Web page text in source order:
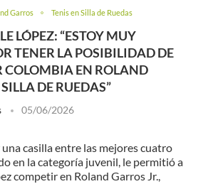
Garros Tenis en Silla de Ruedas
LÓPEZ: “ESTOY MUY
TENER LA POSIBILIDAD DE
COLOMBIA EN ROLAND
DE RUEDAS”
05/06/2026
casilla entre las mejores cuatro
en la categoría juvenil, le permitió a
competir en Roland Garros Jr.,